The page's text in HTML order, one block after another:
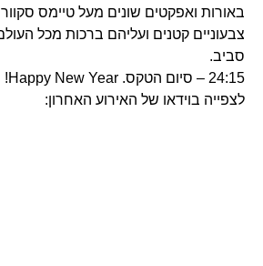
באורות ואפקטים שונים מעל טיימס סקוור
צבעוניים קטנים ועליהם ברכות מכל
סביב.
24:15 – סיום הטקס. Happy New Year!
לצפייה בוידאו של האירוע האחרון: